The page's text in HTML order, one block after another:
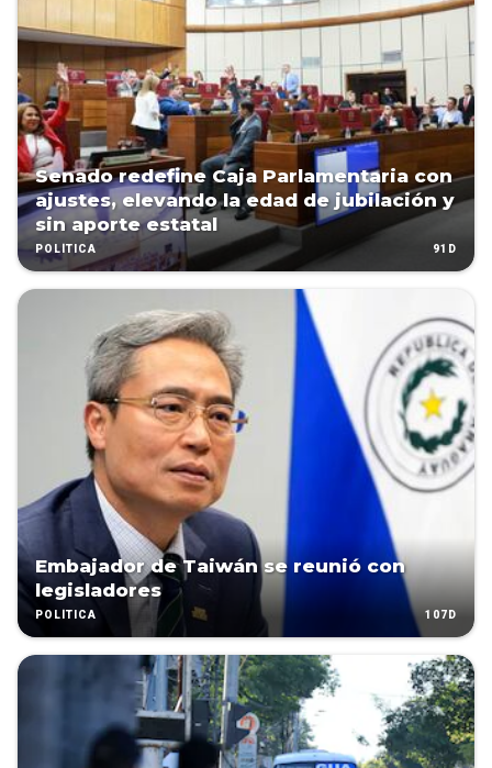
Senado redefine Caja Parlamentaria con
ajustes, elevando la edad de jubilación y
sin aporte estatal
POLÍTICA 91D
Embajador de Taiwán se reunió con
legisladores
POLÍTICA 107D